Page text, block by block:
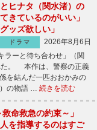
ヒナタ（関水渚）の
きているのがいい」
ッズ欲しい」
ドラマ
2026年8月6日
ラーと待ち合わせ」（関
た。 本作は、警察の正義
を結んだ一匹おおかみの
の物語 … 続きを読む
命救急の約束～」
を指導するのはすご